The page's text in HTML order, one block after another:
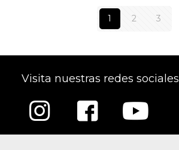
1 2 3
Visita nuestras redes sociales